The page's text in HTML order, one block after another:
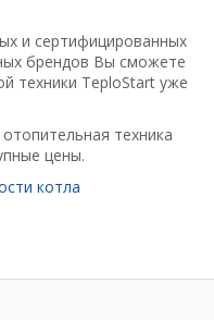
и сертифицированных
брендов Вы сможете
техники TeploStart уже
техника
цены.
котла